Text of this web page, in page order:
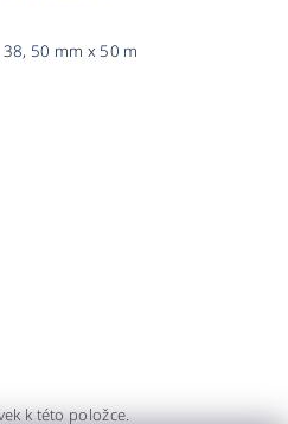
50 mm x 50 m
k této položce.